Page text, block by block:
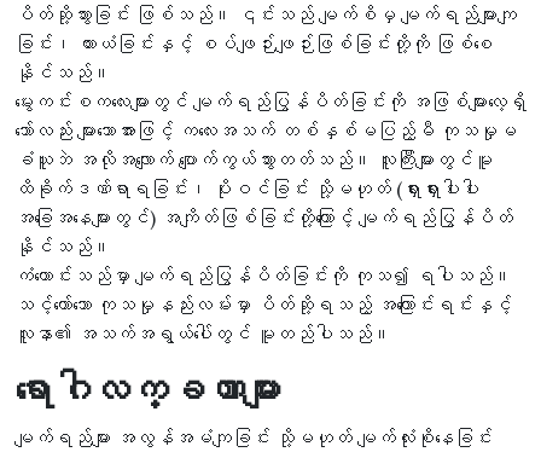
ပိတ်ဆို့သွားခြင်း ဖြစ်သည်။ ၎င်းသည် မျက်စိမှ မျက်ရည်များကျ
ခြင်း၊ ယားယံခြင်းနှင့် စပ်ဖျဉ်းဖျဉ်းဖြစ်ခြင်းတို့ကို ဖြစ်စေ
နိုင်သည်။
မွေးကင်းစကလေးများတွင် မျက်ရည်ပြွန်ပိတ်ခြင်းကို အဖြစ်များလေ့ရှိ
သော်လည်း များသောအားဖြင့် ကလေးအသက် တစ်နှစ်မပြည့်မီ ကုသမှုမ
ခံယူဘဲ အလိုအလျောက် ပျောက်ကွယ်သွားတတ်သည်။ လူကြီးများတွင်မူ
ထိခိုက်ဒဏ်ရာရခြင်း၊ ပိုးဝင်ခြင်း သို့မဟုတ် (ရှားရှားပါးပါး
အခြေအနေများတွင်) အကျိတ်ဖြစ်ခြင်းတို့ကြောင့် မျက်ရည်ပြွန်ပိတ်
နိုင်သည်။
ကံကောင်းသည်မှာ မျက်ရည်ပြွန်ပိတ်ခြင်းကို ကုသ၍ ရပါသည်။
သင့်တော်သော ကုသမှုနည်းလမ်းမှာ ပိတ်ဆို့ရသည့် အကြောင်းရင်းနှင့်
လူနာ၏ အသက်အရွယ်ပေါ်တွင် မူတည်ပါသည်။
ရောဂါလက္ခဏာများ
မျက်ရည်များ အလွန်အမံကျခြင်း သို့မဟုတ် မျက်လုံးစိုနေခြင်း